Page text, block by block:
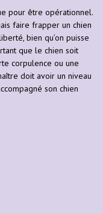
pour être opérationnel.
faire frapper un chien
bien qu’on puisse
que le chien soit
corpulence ou une
doit avoir un niveau
son chien